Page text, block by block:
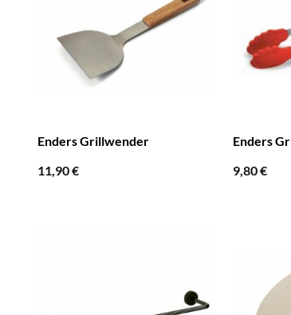
Enders Grillwender
11,90€
Enders
9,80€